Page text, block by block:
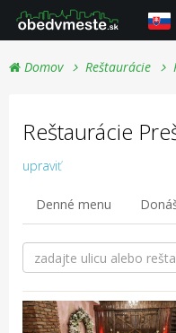
Domov Reštaurácie
Reštaurácie
upraviť
Denné menu